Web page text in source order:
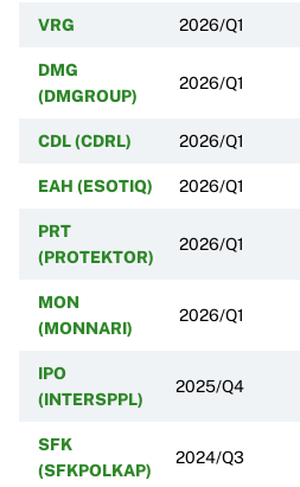
VRG 2026/Q1
DMG
(DMGROUP)
2026/Q1
CDL (CDRL) 2026/Q1
EAH (ESOTIQ) 2026/Q1
PRT
(PROTEKTOR)
2026/Q1
MON
(MONNARI)
2026/Q1
IPO
(INTERSPPL)
2025/Q4
SFK
(SFKPOLKAP)
2024/Q3